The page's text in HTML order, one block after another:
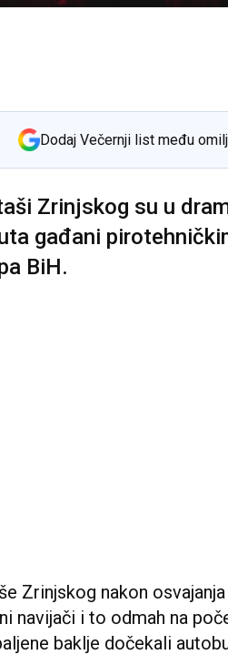
Dodaj Večernji list među
Zrinjskog su u
gađani
BiH.
Zrinjskog nakon
navijači i to odmah na
baklje dočekali